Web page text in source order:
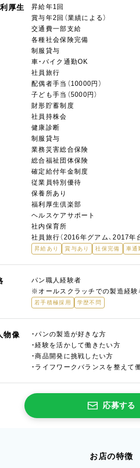
厚生
昇給年1回
賞与年2回（業績による）
交通費一部支給
各種社会保険完備
制服貸与
車・バイク通勤OK
社員旅行
配偶者手当（10000円）
子ども手当（5000円）
財形貯蓄制度
社員持株会
健康診断
制服貸与
業務災害総合保険
総合福祉団体保険
確定給付年金制度
従業員特別優待
保養所あり
福利厚生倶楽部
ヘルスケアサポート
社内保育所
社員旅行（2016年グアム、2017年
昇給あり 賞与あり 社保完備 車通
パン職人経験者
※オールスクラッチでの製造経験
若手積極採用 学歴不問
物像
・パンの製造が好きな方
・経験を活かして働きたい方
・商品開発に挑戦したい方
・ライフワークバランスを整えて
応募する
お店の特徴